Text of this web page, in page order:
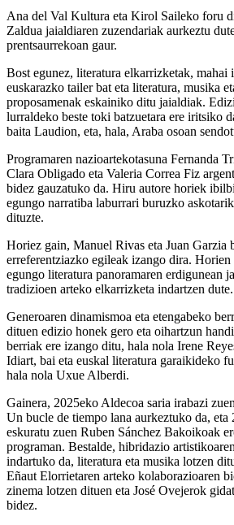
Ana del Val Kultura eta Kirol Saileko foru
Zaldua jaialdiaren zuzendariak aurkeztu
prentsaurrekoan gaur.
Bost egunez, literatura elkarrizketak, mahai
euskarazko tailer bat eta literatura, musika
proposamenak eskainiko ditu jaialdiak.
lurraldeko beste toki batzuetara ere iritsiko
baita Laudion, eta, hala, Araba osoan
Programaren nazioartekotasuna Fernanda
Clara Obligado eta Valeria Correa Fiz
bidez gauzatuko da. Hiru autore horiek
egungo narratiba laburrari buruzko
dituzte.
Horiez gain, Manuel Rivas eta Juan Garzia
erreferentziazko egileak izango dira.
egungo literatura panoramaren erdigunean
tradizioen arteko elkarrizketa indartzen dute.
Generoaren dinamismoa eta etengabeko
dituen edizio honek gero eta oihartzun
berriak ere izango ditu, hala nola Irene
Idiart, bai eta euskal literatura garaikideko
hala nola Uxue Alberdi.
Gainera, 2025eko Aldecoa saria irabazi
Un bucle de tiempo lana aurkeztuko da, eta
eskuratu zuen Ruben Sánchez Bakoikoak
programan. Bestalde, hibridazio
indartuko da, literatura eta musika lotzen
Eñaut Elorrietaren arteko kolaborazioaren
zinema lotzen dituen eta José Ovejerok
bidez.